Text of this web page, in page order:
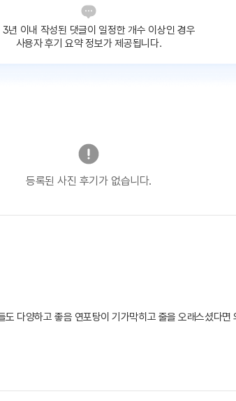
년 이내 작성된 댓글이 일정한 개수 이상인 경우
사용자 후기 요약 정보가 제공됩니다.
등록된 사진 후기가 없습니다.
다양하고 좋음 연포탕이 기가막히고 줄을 오래스셨다면